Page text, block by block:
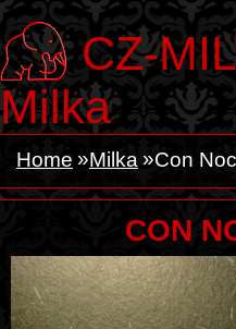
CZ-
Milka
Home Milka Con
CON